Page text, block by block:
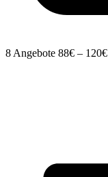
8 Angebote 88€ – 120€